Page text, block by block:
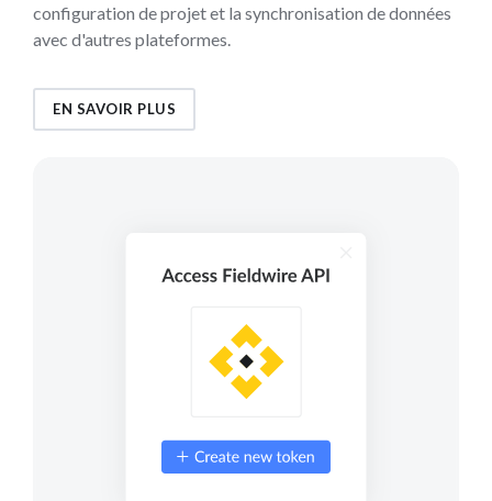
configuration de projet et la synchronisation de données
avec d'autres plateformes.
EN SAVOIR PLUS